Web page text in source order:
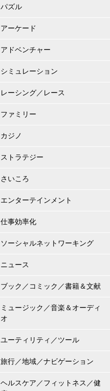
パズル
アーケード
アドベンチャー
シミュレーション
レーシング／レース
ファミリー
カジノ
ストラテジー
さいころ
エンターテインメント
仕事効率化
ソーシャルネットワーキング
ニュース
ブック／コミック／書籍＆文献
ミュージック／音楽＆オーディ
オ
ユーティリティ／ツール
旅行／地域／ナビゲーション
ヘルスケア／フィットネス／健